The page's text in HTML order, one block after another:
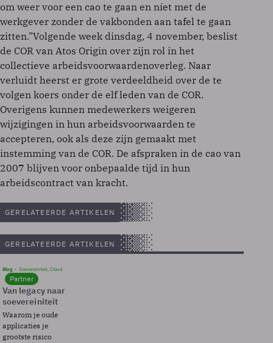
om weer voor een cao te gaan en níet met de
werkgever zonder de vakbonden aan tafel te gaan
zitten.”Volgende week dinsdag, 4 november, beslist
de COR van Atos Origin over zijn rol in het
collectieve arbeidsvoorwaardenoverleg. Naar
verluidt heerst er grote verdeeldheid over de te
volgen koers onder de elf leden van de COR.
Overigens kunnen medewerkers weigeren
wijzigingen in hun arbeidsvoorwaarden te
accepteren, ook als deze zijn gemaakt met
instemming van de COR. De afspraken in de cao van
2007 blijven voor onbepaalde tijd in hun
arbeidscontract van kracht.
GERELATEERDE ARTIKELEN
GERELATEERDE ARTIKELEN
Blog Soevereinteit, Cloud
Partner
Van legacy naar
soevereiniteit
Waarom je oude
applicaties je
grootste risico